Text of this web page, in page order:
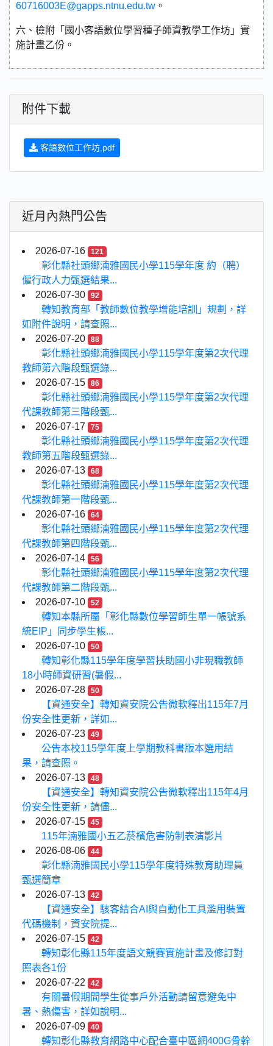
60716003E@gapps.ntnu.edu.tw 。
六、檢附「國小客語數位學習種子師資教學工作坊」實
施計畫乙份。
附件下載
客語數位工作坊.pdf
近月內熱門公告
2026-07-16 121
彰化縣社頭鄉湳雅國民小學115學年度 約（聘）
僱行政人力甄選結果...
2026-07-30
92
轉知教育部「教師數位教學增能培訓」規劃，詳
如附件說明，請查照...
2026-07-20
88
彰化縣社頭鄉湳雅國民小學115學年度第2次代理
教師第六階段甄選錄...
2026-07-15
86
彰化縣社頭鄉湳雅國民小學115學年度第2次代理
代課教師第三階段甄...
2026-07-17
75
彰化縣社頭鄉湳雅國民小學115學年度第2次代理
教師第五階段甄選錄...
2026-07-13
68
彰化縣社頭鄉湳雅國民小學115學年度第2次代理
代課教師第一階段甄...
2026-07-16
64
彰化縣社頭鄉湳雅國民小學115學年度第2次代理
代課教師第四階段甄...
2026-07-14
56
彰化縣社頭鄉湳雅國民小學115學年度第2次代理
代課教師第二階段甄...
2026-07-10
52
轉知本縣所屬「彰化縣數位學習師生單一帳號系
統EIP」同步學生帳...
2026-07-10
50
轉知彰化縣115學年度學習扶助國小非現職教師
18小時師資研習(暑假...
2026-07-28
50
【資通安全】轉知資安院公告微軟釋出115年7月
份安全性更新，詳如...
2026-07-23
49
公告本校115學年度上學期教科書版本選用結
果，請查照。
2026-07-13
48
【資通安全】轉知資安院公告微軟釋出115年4月
份安全性更新，請儘...
2026-07-15
45
115年湳雅國小五乙菸檳危害防制表演影片
2026-08-06
44
彰化縣湳雅國民小學115學年度特殊教育助理員
甄選簡章
2026-07-13
42
【資通安全】駭客結合AI與自動化工具濫用裝置
代碼機制，資安院提...
2026-07-15
42
轉知彰化縣115年度語文競賽實施計畫及修訂對
照表各1份
2026-07-22
42
有關暑假期間學生從事戶外活動請留意避免中
暑、熱傷害，詳如說明...
2026-07-09
40
轉知彰化縣教育網路中心配合臺中區網400G骨幹